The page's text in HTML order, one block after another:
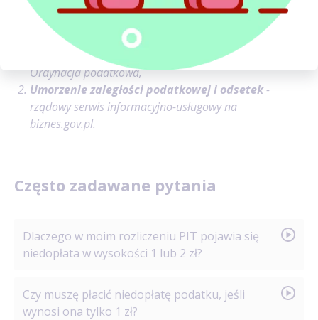
Źródła:
art. 51 § 1, art. 63 § 1 ustawy z dnia 29 sierpnia 1997 r.
Ordynacja podatkowa,
Umorzenie zaległości podatkowej i odsetek-
rządowy serwis informacyjno-usługowy na
biznes.gov.pl.
Często zadawane pytania
Dlaczego w moim rozliczeniu PIT pojawia się
niedopłata w wysokości 1 lub 2 zł?
Najczęstszą przyczyną są zasady zaokrąglania
podstawy opodatkowania i samego podatku do
Czy muszę płacić niedopłatę podatku, jeśli
wynosi ona tylko 1 zł?